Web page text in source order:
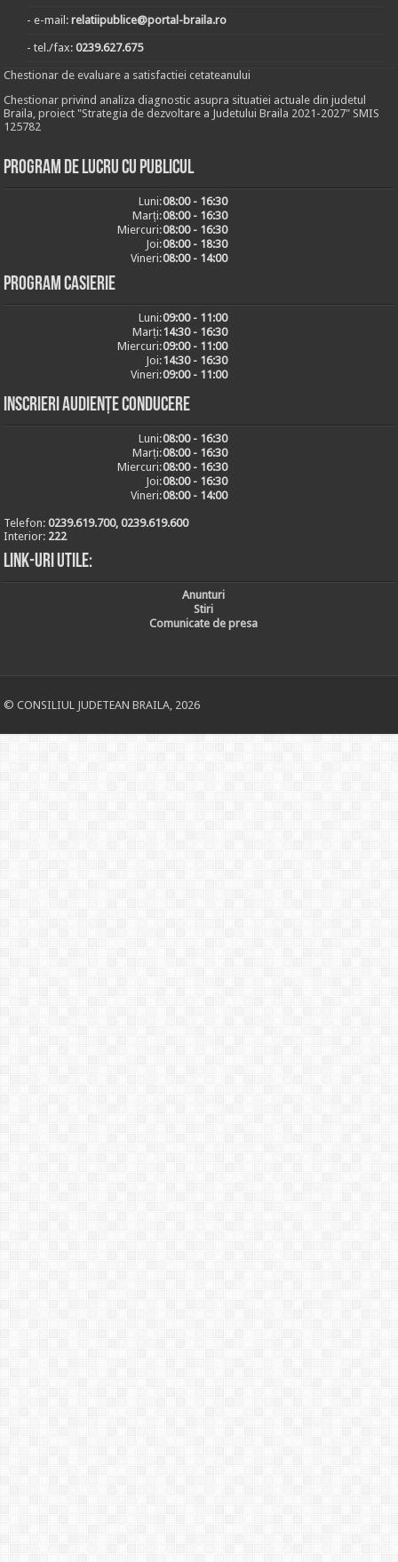
- e-mail:relatiipublice@portal-braila.ro
- tel./fax:0239.627.675
Chestionar de evaluare a satisfactiei cetateanului
Chestionar privind analiza diagnostic asupra situatiei actuale din judetul
Braila, proiect "Strategia de dezvoltare a Judetului Braila 2021-2027" SMIS
125782
Program de lucru cu publicul
Luni:08:00 - 16:30
Marți:08:00 - 16:30
Miercuri:08:00 - 16:30
Joi:08:00 - 18:30
Vineri:08:00 - 14:00
Program casierie
Luni:09:00 - 11:00
Marți:14:30 - 16:30
Miercuri:09:00 - 11:00
Joi:14:30 - 16:30
Vineri:09:00 - 11:00
Inscrieri audiențe conducere
Luni:08:00 - 16:30
Marți:08:00 - 16:30
Miercuri:08:00 - 16:30
Joi:08:00 - 16:30
Vineri:08:00 - 14:00
Telefon:0239.619.700, 0239.619.600
Interior: 222
Link-uri utile:
Anunturi
Stiri
Comunicate de presa
© CONSILIUL JUDETEAN BRAILA, 2026